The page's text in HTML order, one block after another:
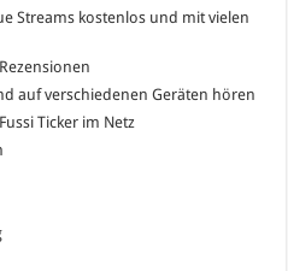
Streams kostenlos und mit vielen
auf verschiedenen Geräten hören
Ticker im Netz